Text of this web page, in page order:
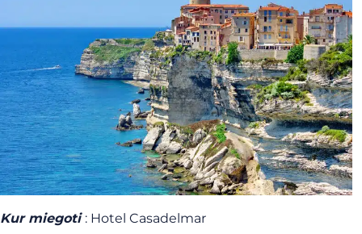
Kur miegoti : Hotel Casadelmar